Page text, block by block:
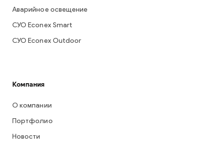
Аварийное освещение
СУО Econex Smart
СУО Econex Outdoor
Компания
О компании
Портфолио
Новости